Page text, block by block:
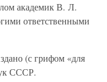
академик В. Л.
ответственными
(с грифом «для
СССР.